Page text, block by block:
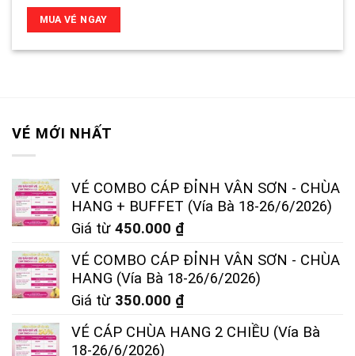
MUA VÉ NGAY
VÉ MỚI NHẤT
VÉ COMBO CÁP ĐỈNH VÂN SƠN - CHÙA
HANG + BUFFET (Vía Bà 18-26/6/2026)
Giá từ 450.000 ₫
VÉ COMBO CÁP ĐỈNH VÂN SƠN - CHÙA
HANG (Vía Bà 18-26/6/2026)
Giá từ 350.000 ₫
VÉ CÁP CHÙA HANG 2 CHIỀU (Vía Bà
18-26/6/2026)